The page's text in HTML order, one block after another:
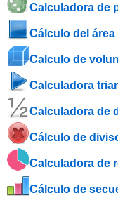
Calculadora de
Cálculo del área
Calculo de
Calculadora
Calculadora de
Cálculo de
Calculadora de
Cálculo de